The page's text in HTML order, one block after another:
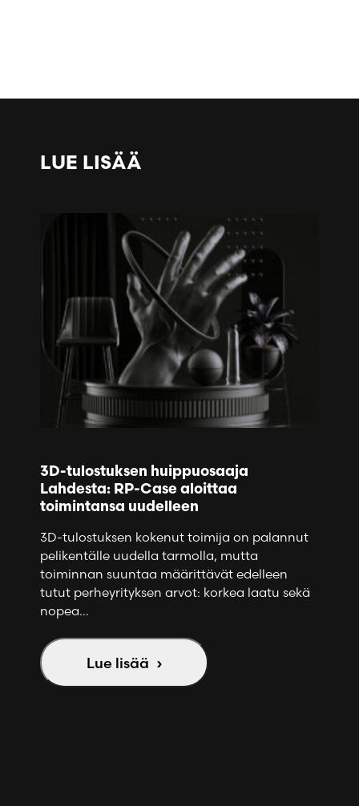
LUE LISÄÄ
3D-tulostuksen huippuosaaja
Lahdesta: RP-Case aloittaa
toimintansa uudelleen
3D-tulostuksen kokenut toimija on palannut
pelikentälle uudella tarmolla, mutta
toiminnan suuntaa määrittävät edelleen
tutut perheyrityksen arvot: korkea laatu sekä
nopea…
Lue lisää